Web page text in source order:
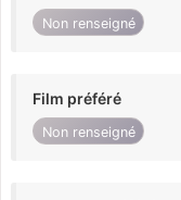
Non renseigné
Film préféré
Non renseigné